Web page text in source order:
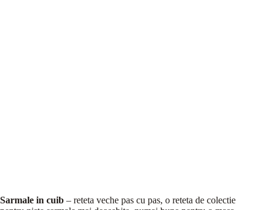
Sarmale in cuib – reteta veche pas cu pas, o reteta de colectie